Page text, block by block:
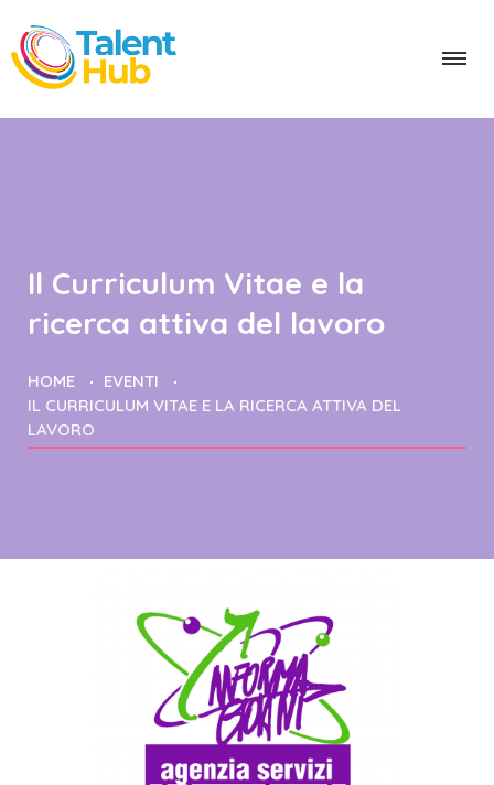
Il Curriculum Vitae e la
ricerca attiva del lavoro
HOME
EVENTI
IL CURRICULUM VITAE E LA RICERCA ATTIVA DEL
LAVORO